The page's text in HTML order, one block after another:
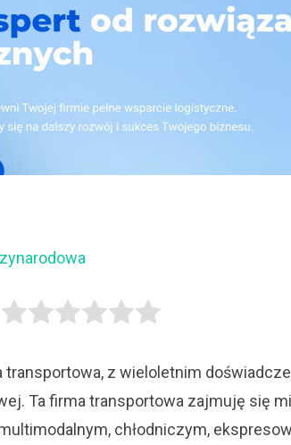
transportowa, z wieloletnim
Ta firma transportowa zajmuję się
chłodniczym,